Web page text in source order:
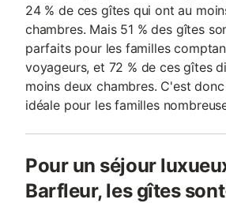
24 % de ces gîtes qui ont au
chambres. Mais 51 % des gîtes
parfaits pour les familles
voyageurs, et 72 % de ces gîtes
moins deux chambres. C'est
idéale pour les familles
Pour un séjour
Barfleur, les gîtes